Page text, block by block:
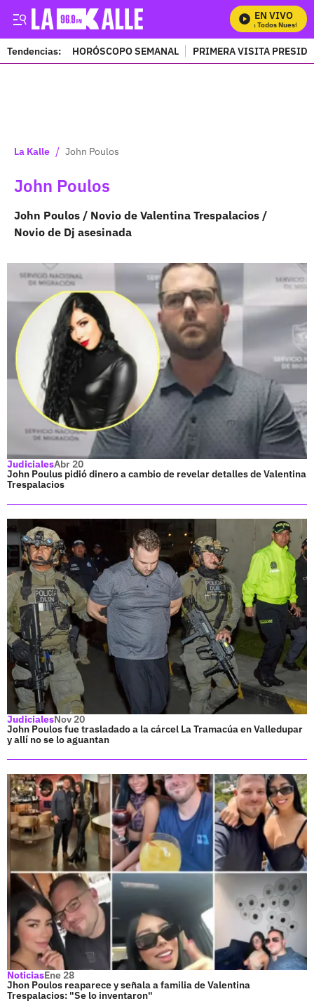
EN VIVO
Mira Todos Nuestros
Tendencias: HORÓSCOPO SEMANAL PRIMERA VISITA
La Kalle / John Poulos
John Poulos
John Poulos / Novio de Valentina Trespalacios /
Novio de Dj asesinada
JudicialesAbr 20
John Poulus pidió dinero a cambio de revelar detalles de Valentina
Trespalacios
JudicialesNov 20
John Poulos fue trasladado a la cárcel La Tramacúa en Valledupar
y allí no se lo aguantan
NoticiasEne 28
Jhon Poulos reaparece y señala a familia de Valentina
Trespalacios: "Se lo inventaron"